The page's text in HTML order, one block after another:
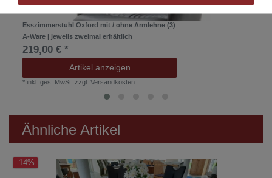
Esszimmerstuhl Oxford mit / ohne Armlehne (3)
A-Ware | jeweils zweimal erhältlich
219,00 € *
Artikel anzeigen
* inkl. ges. MwSt. zzgl.Versandkosten
Ähnliche Artikel
-14%